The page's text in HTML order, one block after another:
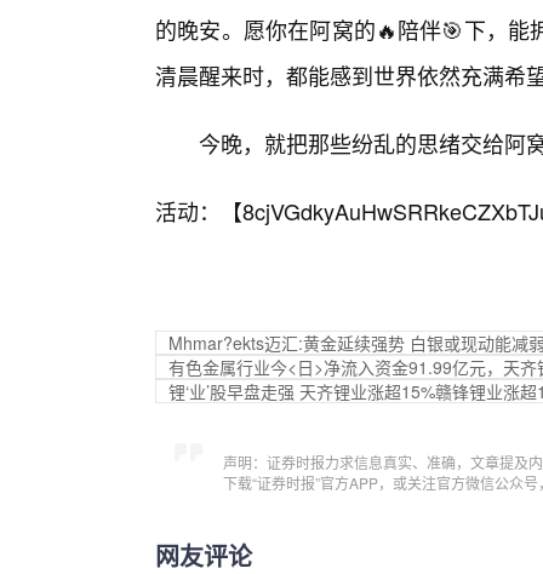
的晚安。愿你在阿窝的🔥陪伴🎯下，
清晨醒来时，都能感到世界依然充满希
今晚，就把那些纷乱的思绪交给阿
活动：【
Mhmar?ekts迈汇:黄金延续强势 白银或现动能减
有色金属行业今<日>净流入资金91.99亿元，天
锂‘业’股早盘走强 天齐锂业涨超15%赣锋锂业涨超
声明：证券时报力求信息真实、准确，文章提及
下载“证券时报”官方APP，或关注官方微信公众
网友评论